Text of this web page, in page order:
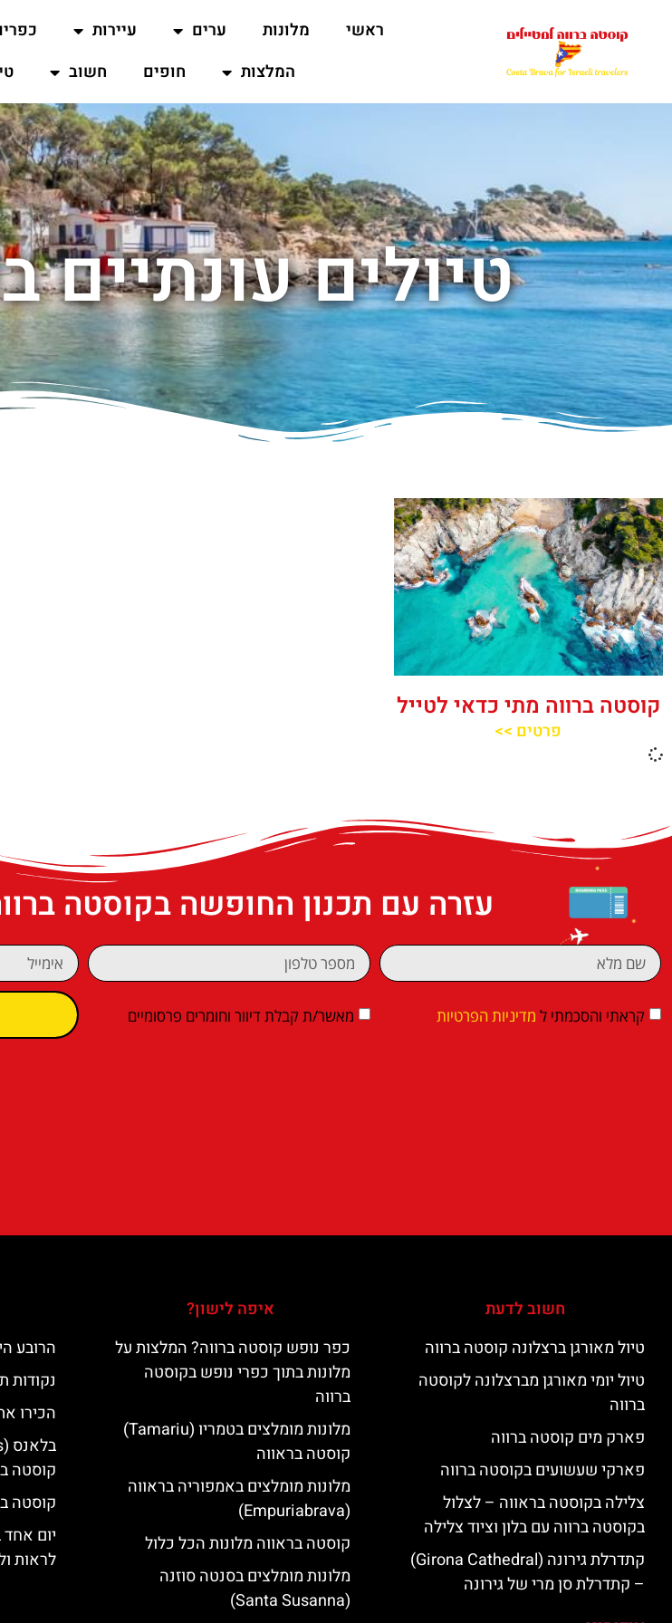
ראשי מלונות ערים עיירות
המלצות
חופים חשוב
טיולים עונתיים
קוסטה ברווה מתי כדאי לטייל
פרטים >>
עזרה עם תכנון החופשה בקוסטה
קראתי והסכמתי ל מדיניות הפרטיות מאשר/ת קבלת דיוור וחומרים פרסומיים
חשוב לדעת
טיול מאורגן ברצלונה קוסטה ברווה
טיול יומי מאורגן מברצלונה לקוסטה
ברווה
פארק מים קוסטה ברווה
פארקי שעשועים בקוסטה ברווה
צלילה בקוסטה בראווה – לצלול
בקוסטה ברווה עם בלון וציוד צלילה
קתדרלת גירונה (Girona Cathedral)
– קתדרלת סן מרי של גירונה
איפה לישון?
כפר נופש קוסטה ברווה? המלצות על
מלונות בתוך כפרי נופש בקוסטה
ברווה
מלונות מומלצים בטמריו (Tamariu)
קוסטה בראווה
מלונות מומלצים באמפוריה בראווה
(Empuriabrava)
קוסטה בראווה מלונות הכל כלול
מלונות מומלצים בסנטה סוזנה
(Santa Susanna)
הרובע
נקודות
הכירו
קוסטה
קוסטה
יום
לראות